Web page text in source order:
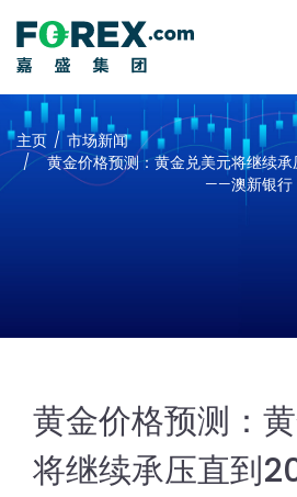
主页
市场新闻
黄金价格预测：黄金兑美元将继续
——澳新银行
黄金价格预测：
将继续承压直到